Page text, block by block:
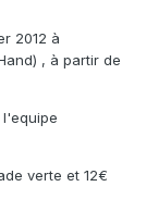
2012 à
, à partir de
verte et 12€